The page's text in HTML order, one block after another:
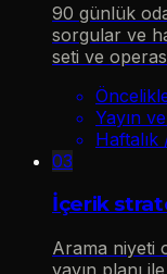
90 günlük
sorgular ve
seti ve
Yayın
03
İçerik
Arama niyeti